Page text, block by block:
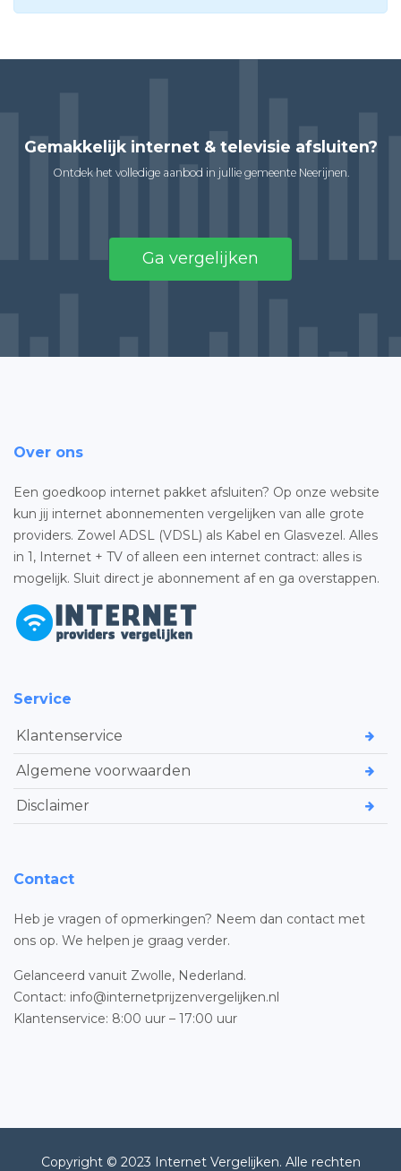
Gemakkelijk internet & televisie afsluiten?
Ontdek het volledige aanbod in jullie gemeente Neerijnen.
Ga vergelijken
Over ons
Een goedkoop internet pakket afsluiten? Op onze website
kun jij internet abonnementen vergelijken van alle grote
providers. Zowel ADSL (VDSL) als Kabel en Glasvezel. Alles
in 1, Internet + TV of alleen een internet contract: alles is
mogelijk. Sluit direct je abonnement af en ga overstappen.
Service
Klantenservice
Algemene voorwaarden
Disclaimer
Contact
Heb je vragen of opmerkingen? Neem dan contact met
ons op. We helpen je graag verder.
Gelanceerd vanuit Zwolle, Nederland.
Contact: info@internetprijzenvergelijken.nl
Klantenservice: 8:00 uur – 17:00 uur
Copyright © 2023 Internet Vergelijken. Alle rechten